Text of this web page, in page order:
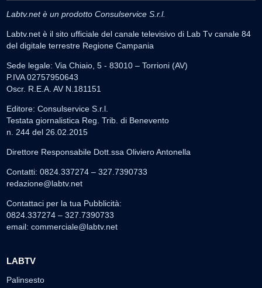
Labtv.net è un prodotto Consulservice S.r.l.
Labtv.net è il sito ufficiale del canale televisivo di Lab Tv canale 84
del digitale terrestre Regione Campania
Sede legale: Via Chiaio, 5 - 83010 – Torrioni (AV)
P.IVA 02757950643
Oscr. R.E.A. AV N.181151
Editore: Consulservice S.r.l.
Testata giornalistica Reg. Trib. di Benevento
n. 244 del 26.02.2015
Direttore Responsabile Dott.ssa Oliviero Antonella
Contatti: 0824.337274 – 327.7390733
redazione@labtv.net
Contattaci per la tua Pubblicità:
0824.337274 – 327.7390733
email: commerciale@labtv.net
LABTV
Palinsesto